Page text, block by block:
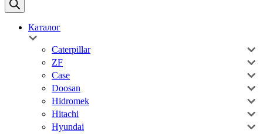
Каталог
Caterpillar
ZF
Case
Doosan
Hidromek
Hitachi
Hyundai